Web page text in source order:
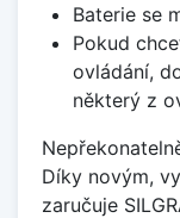
Baterie se
Pokud
ovládání,
některý z
Díky novým,
zaručuje